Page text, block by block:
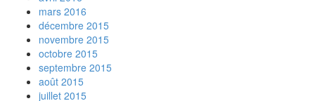
mars 2016
décembre 2015
novembre 2015
octobre 2015
septembre 2015
août 2015
juillet 2015